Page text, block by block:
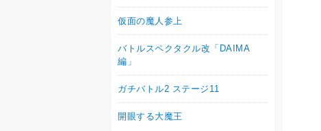
仮面の魔人参上
バトルスペクタクル改「DAIMA
編」
ガチバトル2 ステージ11
開眼する大魔王